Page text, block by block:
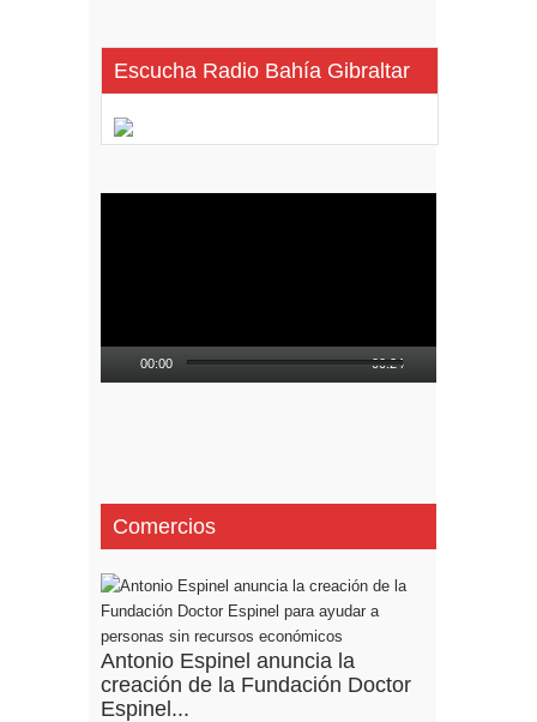
Escucha Radio Bahía Gibraltar
00:00 00:24
Comercios
Antonio Espinel anuncia la
creación de la Fundación Doctor
Espinel...